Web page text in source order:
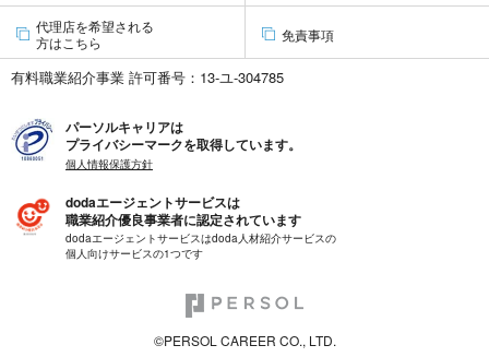
代理店を希望される
方はこちら
免責事項
有料職業紹介事業 許可番号：13-ユ-304785
パーソルキャリアは
プライバシーマークを取得しています。
個人情報保護方針
dodaエージェントサービスは
職業紹介優良事業者に認定されています
dodaエージェントサービスはdoda人材紹介サービスの
個人向けサービスの1つです
©PERSOL CAREER CO., LTD.